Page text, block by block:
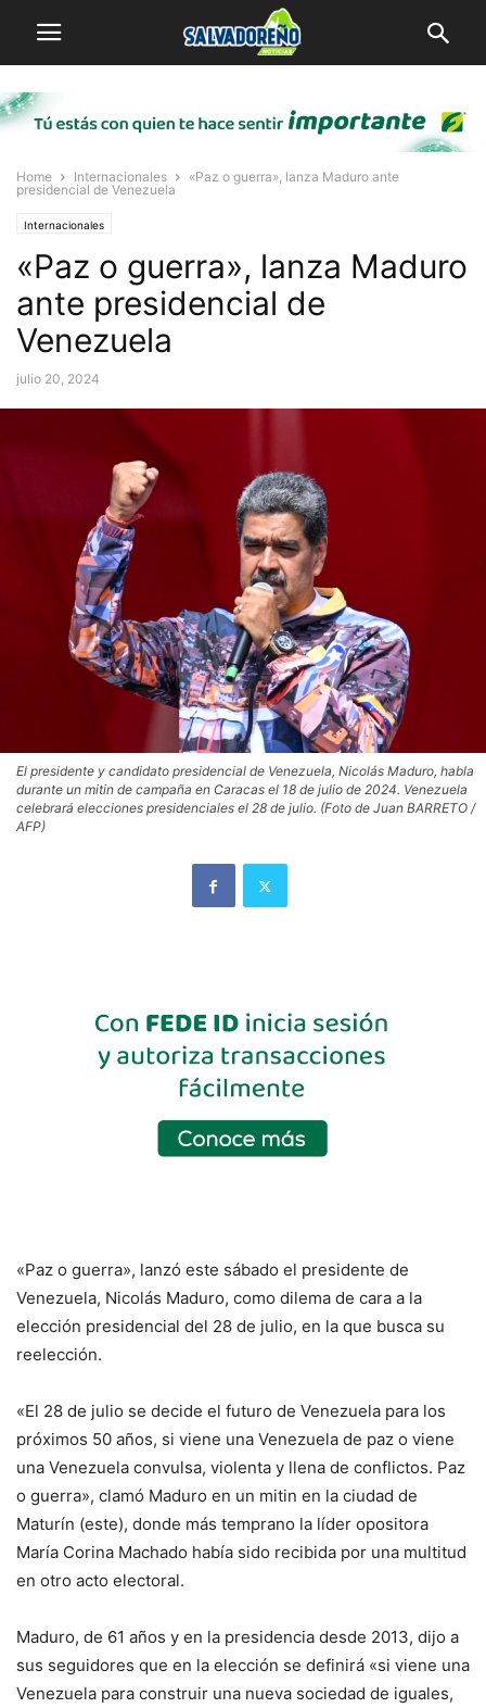
Home Internacionales
«Paz o guerra», lanza Maduro ante
presidencial de Venezuela
Internacionales
«Paz o guerra», lanza Maduro
ante presidencial de
Venezuela
julio 20, 2024
El presidente y candidato presidencial de Venezuela, Nicolás Maduro, habla
durante un mitin de campaña en Caracas el 18 de julio de 2024. Venezuela
celebrará elecciones presidenciales el 28 de julio. (Foto de Juan BARRETO /
AFP)
«Paz o guerra», lanzó este sábado el presidente de
Venezuela, Nicolás Maduro, como dilema de cara a la
elección presidencial del 28 de julio, en la que busca su
reelección.
«El 28 de julio se decide el futuro de Venezuela para los
próximos 50 años, si viene una Venezuela de paz o viene
una Venezuela convulsa, violenta y llena de conflictos. Paz
o guerra», clamó Maduro en un mitin en la ciudad de
Maturín (este), donde más temprano la líder opositora
María Corina Machado había sido recibida por una multitud
en otro acto electoral.
Maduro, de 61 años y en la presidencia desde 2013, dijo a
sus seguidores que en la elección se definirá «si viene una
Venezuela para construir una nueva sociedad de iguales,